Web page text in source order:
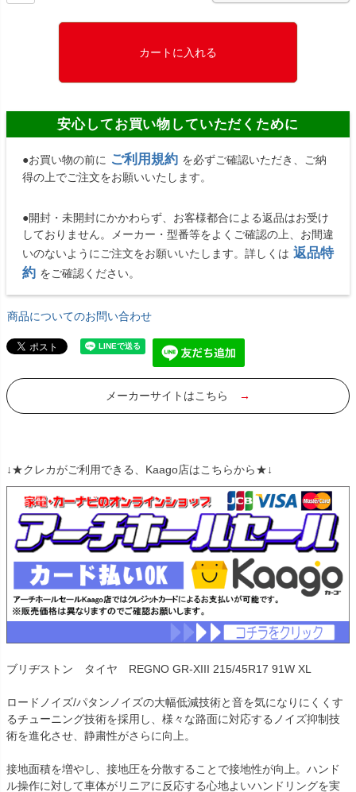
カートに入れる
安心してお買い物していただくために
●お買い物の前に ご利用規約 を必ずご確認いただき、ご納
得の上でご注文をお願いいたします。
●開封・未開封にかかわらず、お客様都合による返品はお受け
しておりません。メーカー・型番等をよくご確認の上、お間違
いのないようにご注文をお願いいたします。詳しくは 返品特
約 をご確認ください。
商品についてのお問い合わせ
メーカーサイトはこちら →
↓★クレカがご利用できる、Kaago店はこちらから★↓
ブリヂストン タイヤ REGNO GR-XIII 215/45R17 91W XL
ロードノイズ/パタンノイズの大幅低減技術と音を気になりにくくす
るチューニング技術を採用し、様々な路面に対応するノイズ抑制技
術を進化させ、静粛性がさらに向上。
接地面積を増やし、接地圧を分散することで接地性が向上。ハンド
ル操作に対して車体がリニアに反応する心地よいハンドリングを実